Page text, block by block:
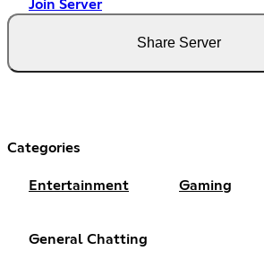
Join Server
Share Server
Categories
Entertainment Gaming
General Chatting